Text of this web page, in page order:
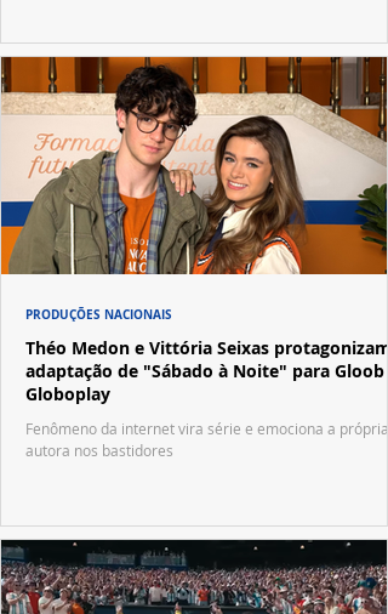
Théo Medon e Vittória Seixas protagonizam
adaptação de "Sábado à Noite" para Gloob e
Globoplay
Fenômeno da internet vira série e emociona a própria
autora nos bastidores
PRODUÇÕES NACIONAIS